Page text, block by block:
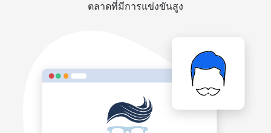
ตลาดที่มีการแข่งขันสูง